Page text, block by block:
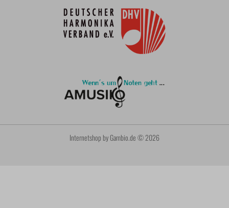
Internetshop by Gambio.de © 2026